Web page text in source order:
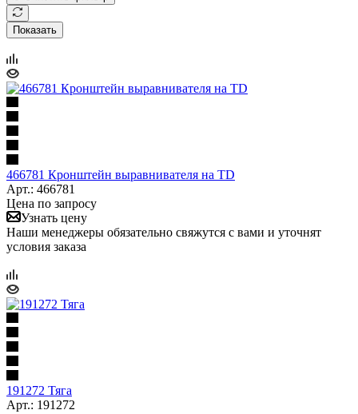
Показать
466781 Кронштейн выравнивателя на TD
Арт.: 466781
Цена по запросу
Узнать цену
Наши менеджеры обязательно свяжутся с вами и уточнят
условия заказа
191272 Тяга
Арт.: 191272